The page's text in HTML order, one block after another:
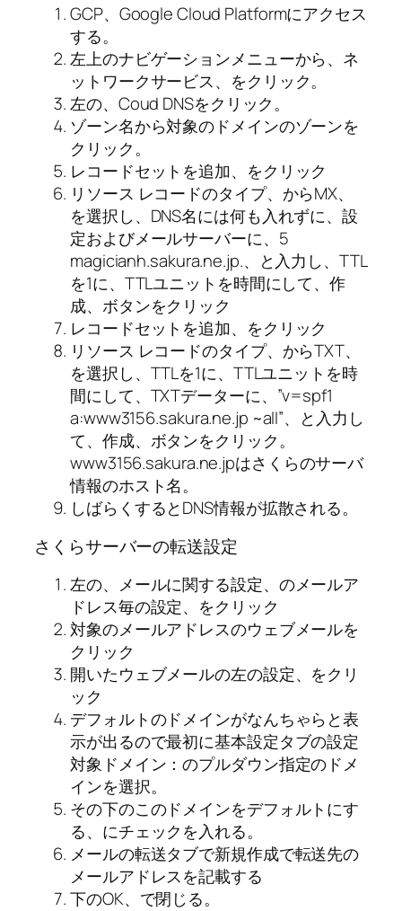
GCP、Google Cloud Platformにアクセス
する。
左上のナビゲーションメニューから、ネ
ットワークサービス、をクリック。
左の、Coud DNSをクリック。
ゾーン名から対象のドメインのゾーンを
クリック。
レコードセットを追加、をクリック
リソース レコードのタイプ、からMX、
を選択し、DNS名には何も入れずに、設
定およびメールサーバーに、5
magicianh.sakura.ne.jp.、と入力し、TTL
を1に、TTLユニットを時間にして、作
成、ボタンをクリック
レコードセットを追加、をクリック
リソース レコードのタイプ、からTXT、
を選択し、TTLを1に、TTLユニットを時
間にして、TXTデーターに、”v=spf1
a:www3156.sakura.ne.jp ~all”、と入力し
て、作成、ボタンをクリック。
www3156.sakura.ne.jpはさくらのサーバ
情報のホスト名。
しばらくするとDNS情報が拡散される。
さくらサーバーの転送設定
左の、メールに関する設定、のメールア
ドレス毎の設定、をクリック
対象のメールアドレスのウェブメールを
クリック
開いたウェブメールの左の設定、をクリ
ック
デフォルトのドメインがなんちゃらと表
示が出るので最初に基本設定タブの設定
対象ドメイン：のプルダウン指定のドメ
インを選択。
その下のこのドメインをデフォルトにす
る、にチェックを入れる。
メールの転送タブで新規作成で転送先の
メールアドレスを記載する
下のOK、で閉じる。